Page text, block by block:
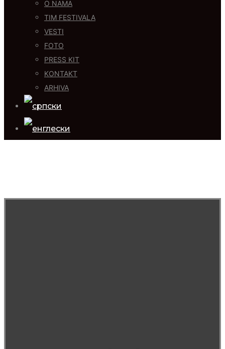
O NAMA
TIM FESTIVALA
VESTI
FOTO
PRESS KIT
KONTAKT
ARHIVA